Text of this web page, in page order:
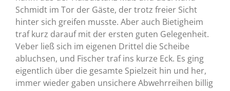
Schmidt im Tor der Gäste, der trotz freier Sicht
hinter sich greifen musste. Aber auch Bietigheim
traf kurz darauf mit der ersten guten Gelegenheit.
Veber ließ sich im eigenen Drittel die Scheibe
abluchsen, und Fischer traf ins kurze Eck. Es ging
eigentlich über die gesamte Spielzeit hin und her,
immer wieder gaben unsichere Abwehrreihen billig